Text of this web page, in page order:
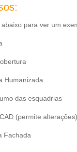
para ver um
Humanizada
das esquadrias
(permite alterações)
Fachada